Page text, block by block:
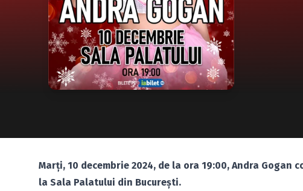
Marți, 10 decembrie 2024, de la ora 19:00, Andra
la Sala Palatului din București.